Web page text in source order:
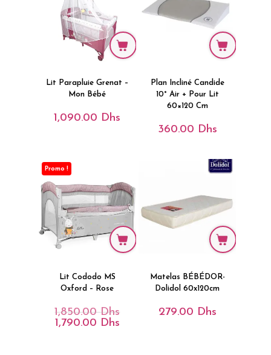
Lit Parapluie Grenat –
Mon Bébé
1,090.00 Dhs
Plan Incliné Candide
10° Air + Pour Lit
60×120 Cm
360.00 Dhs
Promo !
Lit Cododo MS
Oxford – Rose
1,850.00DhsLe
1,790.00 DhsLe
Matelas BÉBÉDOR-
Dolidol 60x120cm
279.00 Dhs